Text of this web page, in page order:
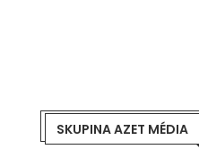
SKUPINA AZET MÉDIA